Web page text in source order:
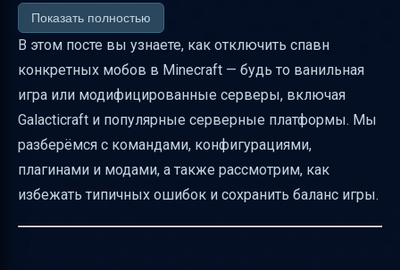
Как работает gamerule doMobSpawning и
особенности Galacticraft
Управление спавном на серверах с
плагинами и модами
Как отключить спавн одного моба, не
затрагивая других
Настройка спавнеров и зон
Показать полностью
В этом посте вы узнаете, как отключить спавн
конкретных мобов в Minecraft — будь то ванильная
игра или модифицированные серверы, включая
Galacticraft и популярные серверные платформы. Мы
разберёмся с командами, конфигурациями,
плагинами и модами, а также рассмотрим, как
избежать типичных ошибок и сохранить баланс игры.